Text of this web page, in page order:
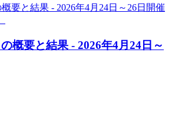
概要と結果 - 2026年4月24日～